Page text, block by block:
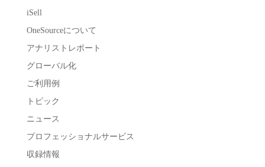
iSell
OneSourceについて
アナリストレポート
グローバル化
ご利用例
トピック
ニュース
プロフェッショナルサービス
収録情報